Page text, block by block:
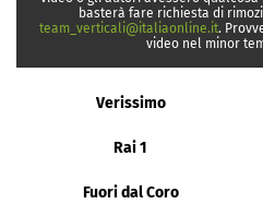
basterà fare richiesta di
team_verticali@italiaonline.it.
video nel minor
Verissimo
Rai 1
Fuori dal Coro